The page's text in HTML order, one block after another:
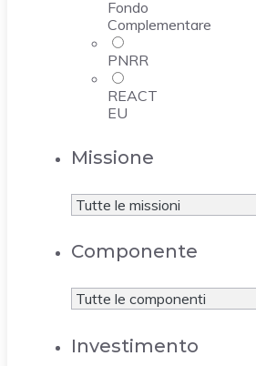
Fondo
Complementare
PNRR
REACT
EU
Missione
Componente
Investimento